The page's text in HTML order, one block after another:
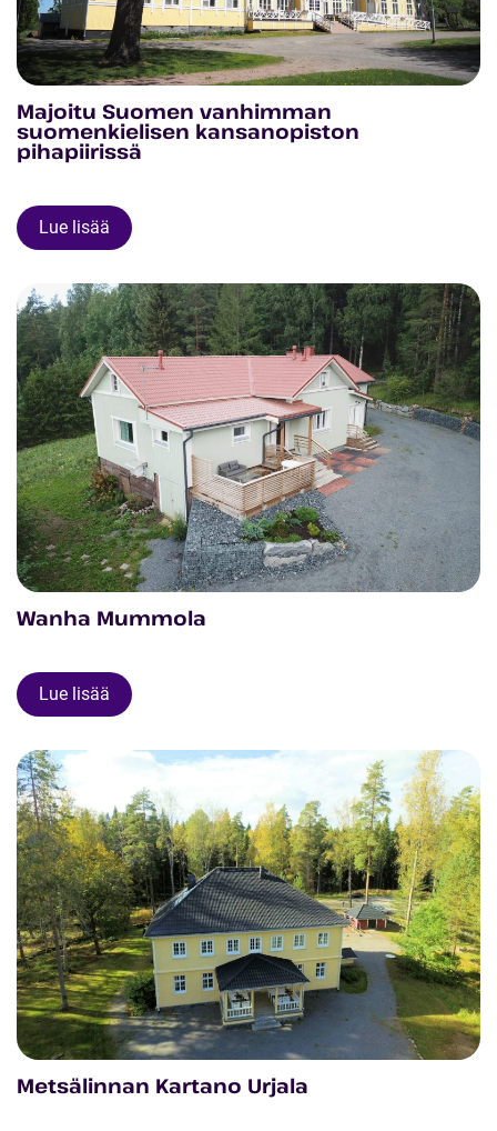
Majoitu Suomen vanhimman
suomenkielisen kansanopiston
pihapiirissä
Lue lisää
Wanha Mummola
Lue lisää
Metsälinnan Kartano Urjala